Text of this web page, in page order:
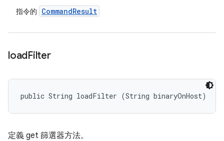
指令的 CommandResult
loadFilter
public String loadFilter (String binaryOnHost)
定義 get 篩選器方法。